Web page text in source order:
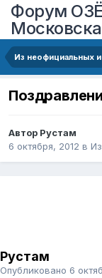
Форум
Из неофициальных
Автор Рустам
6 октября, 2012 в
Рустам
Опубликовано 6